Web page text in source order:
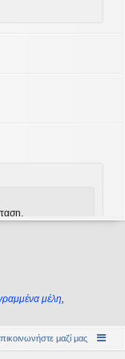
μέλη
μαζί μας